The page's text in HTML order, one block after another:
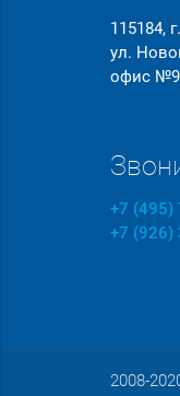
115184,
ул.
офис
+7 (495)
+7 (926)
2008-